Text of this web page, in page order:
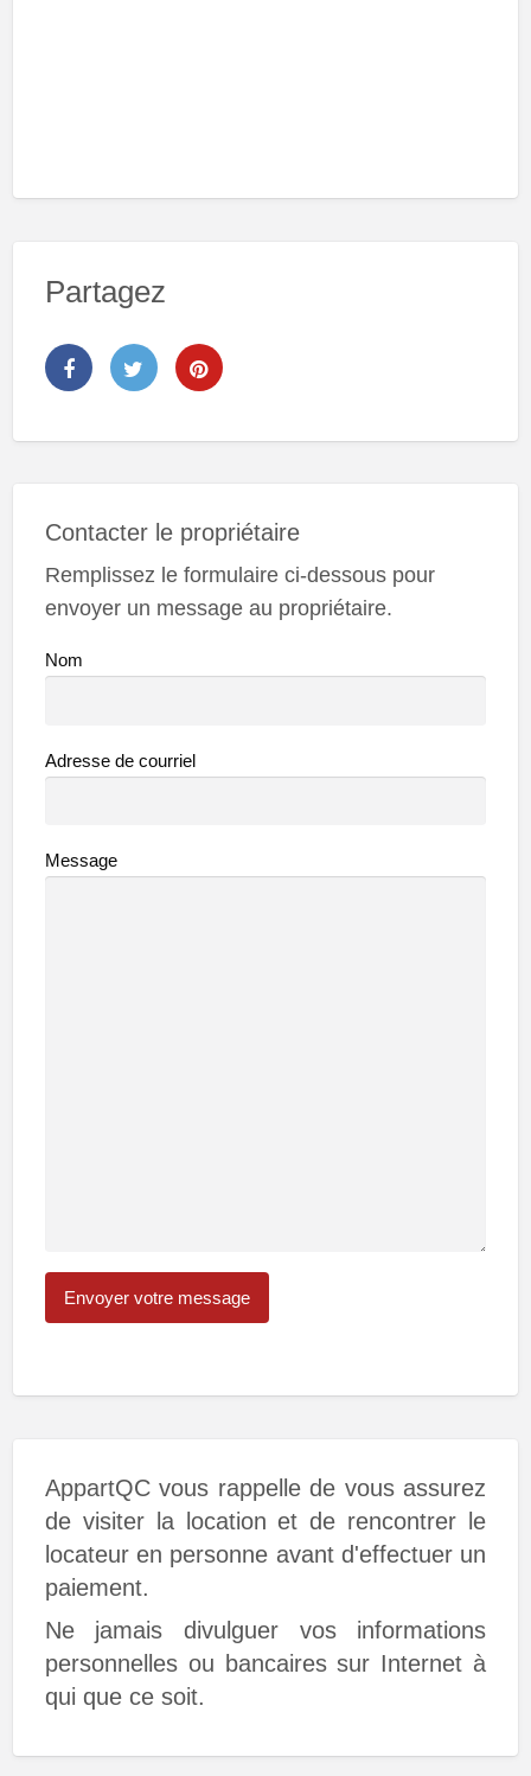
Partagez
Contacter le propriétaire
Remplissez le formulaire ci-dessous pour
envoyer un message au propriétaire.
Nom
Adresse de courriel
Message
AppartQC vous rappelle de vous assurez
de visiter la location et de rencontrer le
locateur en personne avant d'effectuer un
paiement.
Ne jamais divulguer vos informations
personnelles ou bancaires sur Internet à
qui que ce soit.